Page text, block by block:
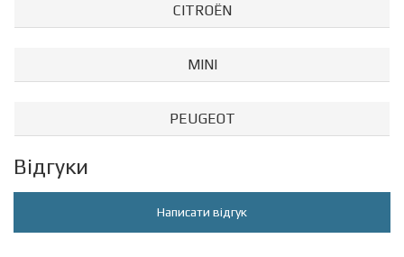
CITROËN
MINI
PEUGEOT
Відгуки
Написати відгук